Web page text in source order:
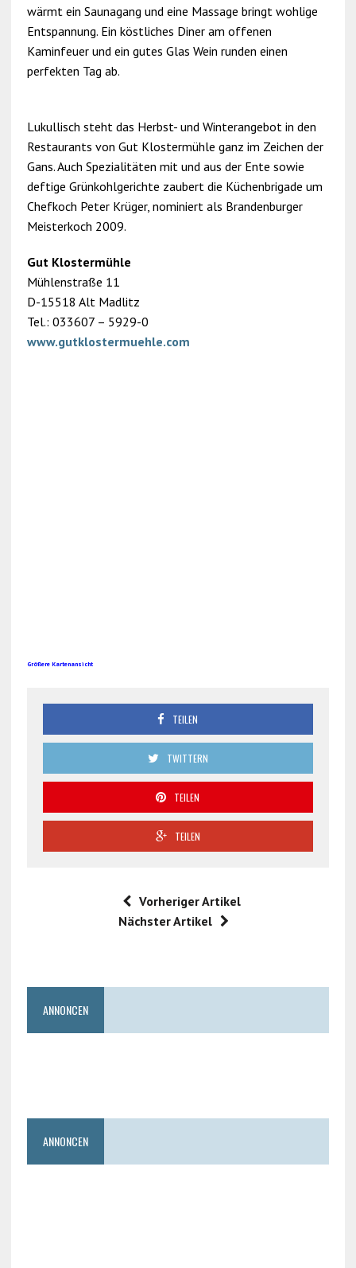
wärmt ein Saunagang und eine Massage bringt wohlige
Entspannung. Ein köstliches Diner am offenen
Kaminfeuer und ein gutes Glas Wein runden einen
perfekten Tag ab.
Lukullisch steht das Herbst- und Winterangebot in den
Restaurants von Gut Klostermühle ganz im Zeichen der
Gans. Auch Spezialitäten mit und aus der Ente sowie
deftige Grünkohlgerichte zaubert die Küchenbrigade um
Chefkoch Peter Krüger, nominiert als Brandenburger
Meisterkoch 2009.
Gut Klostermühle
Mühlenstraße 11
D-15518 Alt Madlitz
Tel.: 033607 – 5929-0
www.gutklostermuehle.com
Größere Kartenansicht
TEILEN
TWITTERN
TEILEN
TEILEN
Vorheriger Artikel
Nächster Artikel
ANNONCEN
ANNONCEN